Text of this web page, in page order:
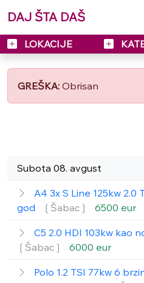
DAJ ŠTA DAŠ
LOKACIJE
GREŠKA: Obrisan
Subota 08. avgust
A4 3x S Line 125kw 2.0
god
❲Šabac❳ 6500 eur
C5 2.0 HDI 103kw kao
❲Šabac❳
6000 eur
Polo 1.2 TSI 77kw 6